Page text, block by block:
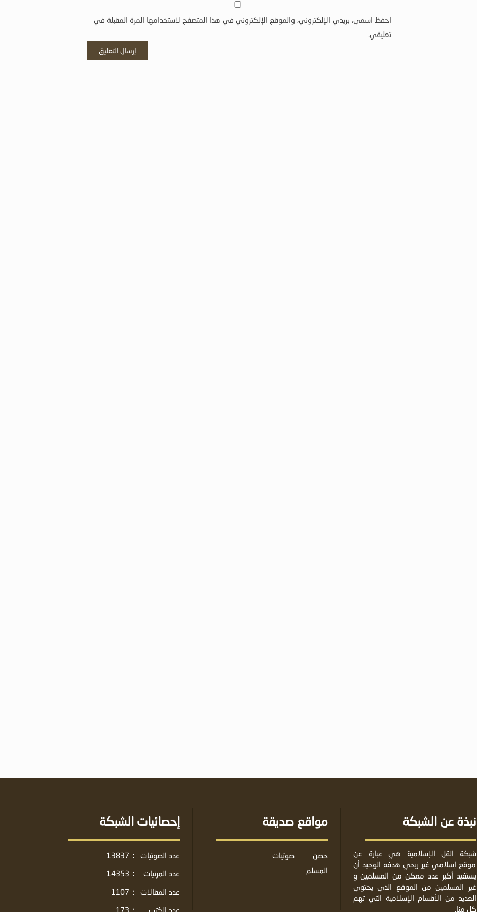
احفظ اسمي، بريدي الإلكتروني، والموقع الإلكتروني في هذا المتصفح لاستخدامها المرة المقبلة في
تعليقي.
نبذة عن الشبكة
شبكة القل الإسلامية هي عبارة عن
موقع إسلامي غير ربحي هدفه الوحيد أن
يستفيد أكبر عدد ممكن من المسلمين و
غير المسلمين من الموقع الذي يحتوي
العديد من الأقسام الإسلامية التي تهم
كل منا.
مواقع صديقة
حصن
المسلم
صوتيات
إحصائيات الشبكة
عدد الصوتيات :
13837
عدد المرئيات
:
14353
عدد المقالات
:
1107
عدد الكتب
:
173